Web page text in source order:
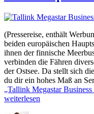
(Pressereise, enthält
beiden europäischen
ihnen der finnische
verbinden die Fähren
der Ostsee. Da stellt sich
du dir ein hohes Maß an
„Tallink Megastar
weiterlesen